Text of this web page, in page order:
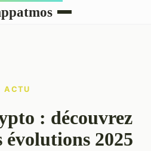
ACTU
: découvrez
évolutions 2025